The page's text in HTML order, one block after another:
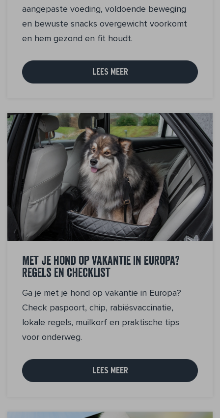
aangepaste voeding, voldoende beweging
en bewuste snacks overgewicht voorkomt
en hem gezond en fit houdt.
LEES MEER
Met je hond op vakantie in Europa?
Regels en checklist
Ga je met je hond op vakantie in Europa?
Check paspoort, chip, rabiësvaccinatie,
lokale regels, muilkorf en praktische tips
voor onderweg.
LEES MEER